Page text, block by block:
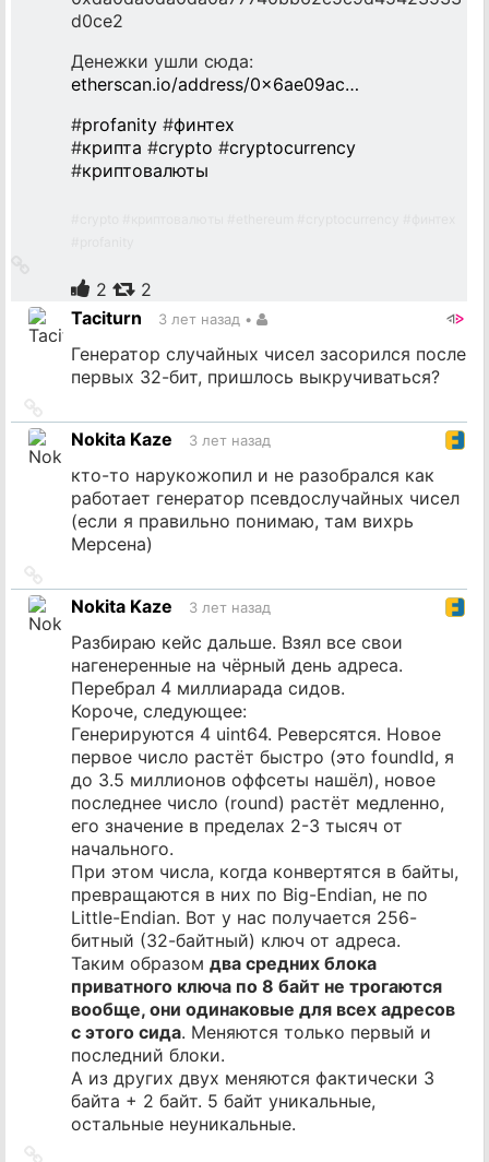
d0ce2
Денежки ушли сюда:
etherscan.io/address/0x6ae09ac…
#profanity #финтех
#крипта #crypto #cryptocurrency
#криптовалюты
источник
2
2
Taciturn
3 лет назад •
Генератор случайных чисел засорился после
первых 32-бит, пришлось выкручиваться?
на
источник
Nokita Kaze 3 лет назад
кто-то нарукожопил и не разобрался как
работает генератор псевдослучайных чисел
(если я правильно понимаю, там вихрь
Мерсена)
на
источник
Nokita Kaze 3 лет назад
Разбираю кейс дальше. Взял все свои
нагенеренные на чёрный день адреса.
Перебрал 4 миллиарада сидов.
Короче, следующее:
Генерируются 4 uint64. Реверсятся. Новое
первое число растёт быстро (это foundId, я
до 3.5 миллионов оффсеты нашёл), новое
последнее число (round) растёт медленно,
его значение в пределах 2-3 тысяч от
начального.
При этом числа, когда конвертятся в байты,
превращаются в них по Big-Endian, не по
Little-Endian. Вот у нас получается 256-
битный (32-байтный) ключ от адреса.
Таким образом два средних блока
приватного ключа по 8 байт не трогаются
вообще, они одинаковые для всех адресов
с этого сида. Меняются только первый и
последний блоки.
А из других двух меняются фактически 3
байта + 2 байт. 5 байт уникальные,
остальные неуникальные.